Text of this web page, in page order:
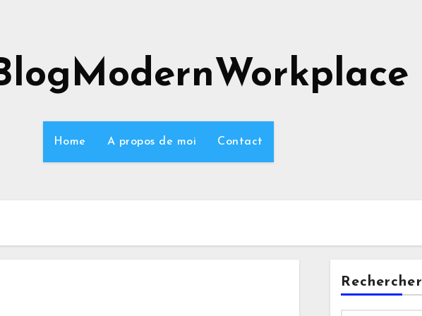
Home A propos de moi Contact
Rechercher